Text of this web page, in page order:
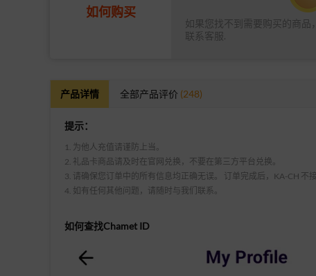
如何购买
如果您找不到需要购买的商品
联系客服.
产品详情 全部产品评价 (248)
提示：
1. 为他人充值请谨防上当。
2. 礼品卡商品请及时在官网兑换，不要在第三方平台兑换。
3. 请确保您订单中的所有信息均正确无误。 订单完成后，KA-CH 不
4. 如有任何其他问题，请随时与我们联系。
如何查找Chamet ID